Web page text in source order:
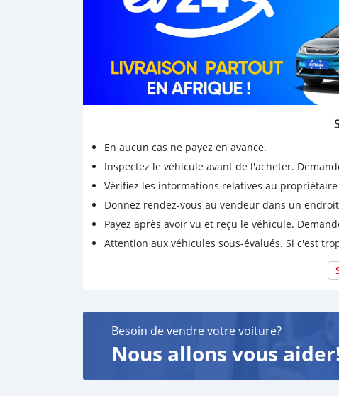
En aucun cas ne payez en avance.
Inspectez le véhicule avant de l'acheter.
Vérifiez les informations relatives au
Donnez rendez-vous au vendeur dans un
Payez après avoir vu et reçu le véhicule.
Attention aux véhicules sous-évalués. Si c'est
Besoin de vendre votre voiture?
Nous allons vous